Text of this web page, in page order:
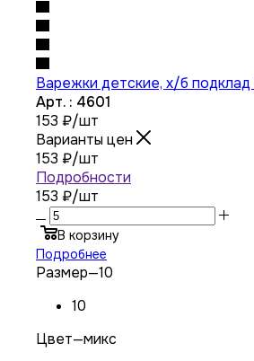
Варежки детские, х/б подклад
Арт. : 4601
153 ₽/шт
Варианты цен
153 ₽/шт
Подробности
153 ₽/шт
В корзину
Подробнее
Размер—10
10
Цвет—микс